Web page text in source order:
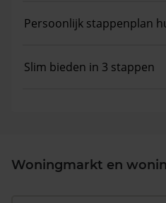
Persoonlijk stappenplan
Slim bieden in 3 stappen
Woningmarkt en